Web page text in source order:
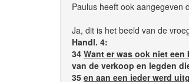
Paulus heeft ook aangegeven
Ja, dit is het beeld van de
Handl. 4:
34 Want er was ook niet
van de verkoop en legden
35 en aan een ieder werd